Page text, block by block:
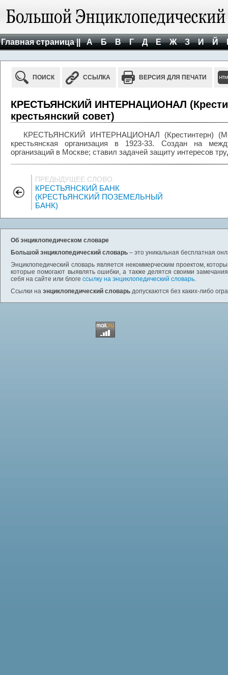
Главная страница || А Б В Г Д Е Ж З И Й
ПОИСК ССЫЛКА ВЕРСИЯ ДЛЯ ПЕЧАТИ
КРЕСТЬЯНСКИЙ ИНТЕРНАЦИОНАЛ
крестьянский совет)
КРЕСТЬЯНСКИЙ ИНТЕРНАЦИОНАЛ (Крестинтерн)
крестьянская организация в 1923-33. Создан на
организаций в Москве; ставил задачей защиту интересов
ПРЕДЫДУЩЕЕ СЛОВО
КРЕСТЬЯНСКИЙ БАНК
(КРЕСТЬЯНСКИЙ ПОЗЕМЕЛЬНЫЙ
БАНК)
Об энциклопедическом словаре
Большой энциклопедический словарь – это уникальная бесплатная
Энциклопедический словарь является некоммерческим проектом,
которые помогают выявлять ошибки, а также делятся своими
себя на сайте или блоге ссылку на энциклопедический словарь.
Ссылки на энциклопедический словарь допускаются без каких-либо